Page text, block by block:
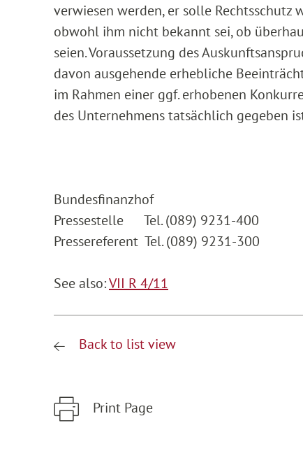
verwiesen werden, er solle Rechtsschutz
obwohl ihm nicht bekannt sei, ob
seien. Voraussetzung des
davon ausgehende erhebliche
im Rahmen einer ggf. erhobenen
des Unternehmens tatsächlich gegeben
Bundesfinanzhof
Pressestelle Tel. (089) 9231-400
Pressereferent Tel. (089) 9231-300
See also:VII R 4/11
Back to list view
Print Page